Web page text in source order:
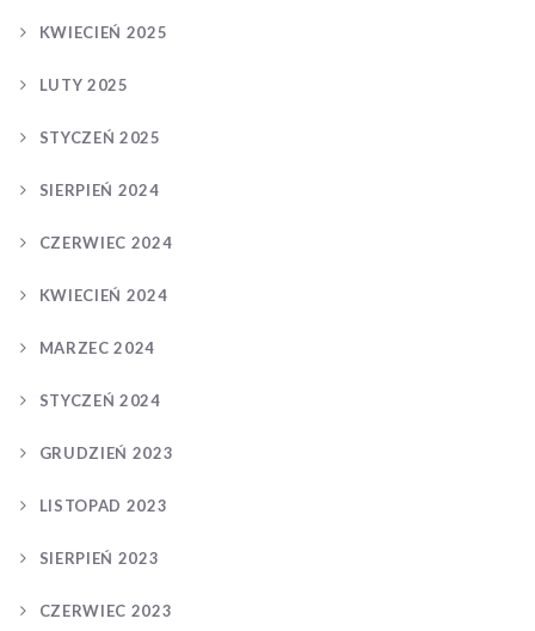
KWIECIEŃ 2025
LUTY 2025
STYCZEŃ 2025
SIERPIEŃ 2024
CZERWIEC 2024
KWIECIEŃ 2024
MARZEC 2024
STYCZEŃ 2024
GRUDZIEŃ 2023
LISTOPAD 2023
SIERPIEŃ 2023
CZERWIEC 2023